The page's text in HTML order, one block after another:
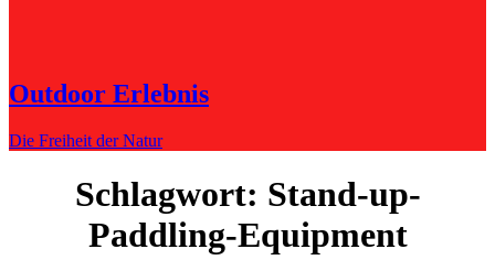
Outdoor Erlebnis
Die Freiheit der Natur
Schlagwort: Stand-up-
Paddling-Equipment